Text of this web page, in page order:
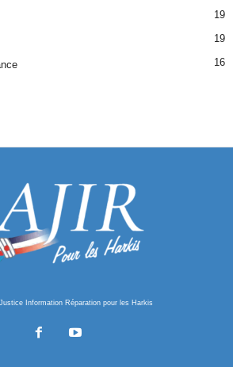
19
19
16
Information Réparation pour les Harkis